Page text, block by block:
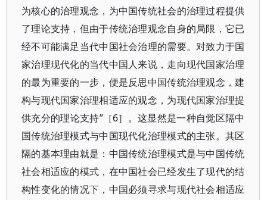
为核心的治理观念，为中国传统社会的治理过程提供
了理论支持，但由于传统治理观念自身的局限，它已
经不可能满足当代中国社会治理的需要。对致力于国
家治理现代化的当代中国人来说，走向现代国家治理
的最为重要的一步，便是反思中国传统治理观念，建
构与现代国家治理相适应的观念，为现代国家治理提
供充分的理论支持”［6］。这显然是一种自觉区隔中
国传统治理模式与中国现代化治理模式的主张。其区
隔的基本理由就是：中国传统治理模式是与中国传统
社会相适应的模式，在中国社会已经发生了现代的结
构性变化的情况下，中国必须寻求与现代社会相适应